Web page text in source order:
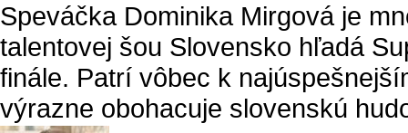
Speváčka Dominika Mirgová je
talentovej šou Slovensko hľadá
finále. Patrí vôbec k
výrazne obohacuje slovenskú